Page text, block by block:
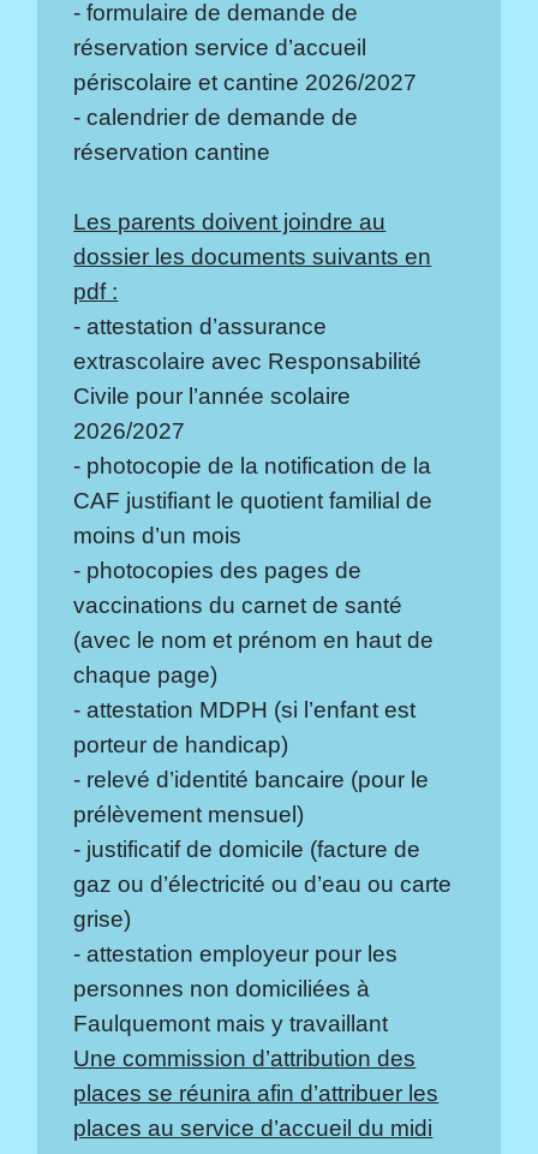
- formulaire de demande de
réservation service d’accueil
périscolaire et cantine 2026/2027
- calendrier de demande de
réservation cantine
Les parents doivent joindre au
dossier les documents suivants en
pdf :
- attestation d’assurance
extrascolaire avec Responsabilité
Civile pour l’année scolaire
2026/2027
- photocopie de la notification de la
CAF justifiant le quotient familial de
moins d’un mois
- photocopies des pages de
vaccinations du carnet de santé
(avec le nom et prénom en haut de
chaque page)
- attestation MDPH (si l’enfant est
porteur de handicap)
- relevé d’identité bancaire (pour le
prélèvement mensuel)
- justificatif de domicile (facture de
gaz ou d’électricité ou d’eau ou carte
grise)
- attestation employeur pour les
personnes non domiciliées à
Faulquemont mais y travaillant
Une commission d’attribution des
places se réunira afin d’attribuer les
places au service d’accueil du midi